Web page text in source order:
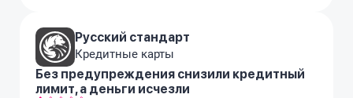
Русский стандарт
Кредитные карты
Без предупреждения снизили кредитный
лимит, а деньги исчезли